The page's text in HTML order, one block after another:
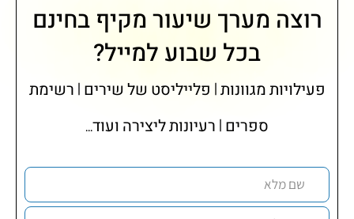
רוצה מערך שיעור מקיף בחינם
בכל שבוע למייל?
פעילויות מגוונות | פלייליסט של שירים | רשימת
ספרים | רעיונות ליצירה ועוד...